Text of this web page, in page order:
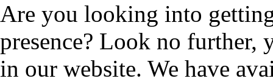
Are you looking into
presence? Look no further,
in our website. We have